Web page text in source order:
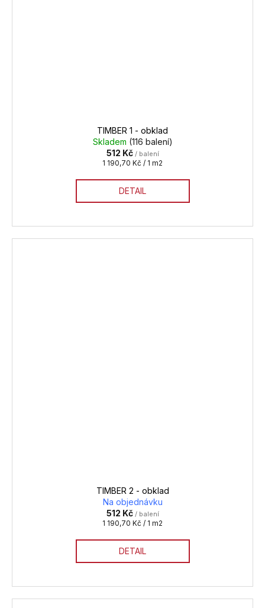
TIMBER 1 - obklad
Skladem (116 balení)
512 Kč / balení
Měrná
1 190,70 Kč / 1 m2
DETAIL
TIMBER 2 - obklad
Na objednávku
512 Kč / balení
Měrná
1 190,70 Kč / 1 m2
DETAIL